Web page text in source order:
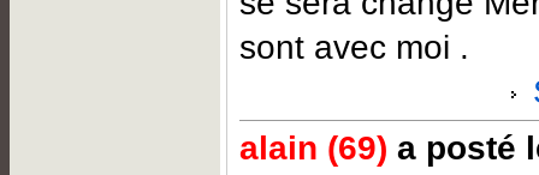
sont avec moi .
alain (69) a posté